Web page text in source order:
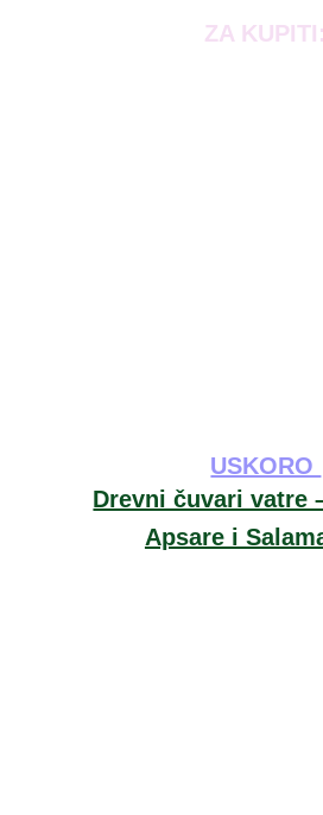
Drevni čuvari vatre
Apsare i
ZA KUPITI:
USKORO